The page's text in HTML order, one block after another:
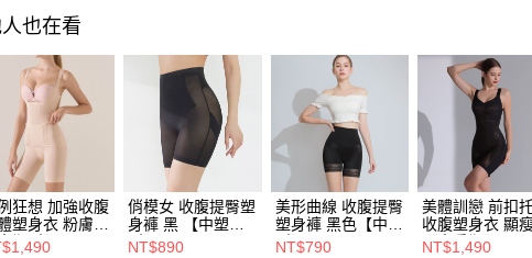
海外宅配
也在看
狂想 加強收腹
塑身衣 粉膚
塑型】
俏模女 收腹提臀塑
身褲 黑 【中塑
型】
NT$890
美形曲線 收腹提臀
塑身褲 黑色【中塑
型】
NT$790
美體訓戀 前扣
收腹塑身衣 顯
【中重塑】
NT$1,490